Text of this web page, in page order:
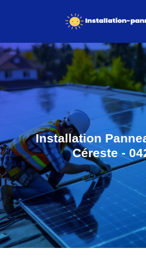
Installation
Céreste -